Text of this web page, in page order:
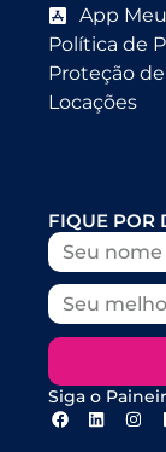
App
Política de
Proteção
Locações
FIQUE POR
Siga o